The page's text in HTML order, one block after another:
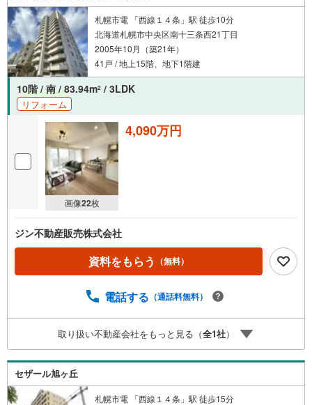
札幌市電 「西線１４条」駅 徒歩10分
北海道札幌市中央区南十三条西21丁目
2005年10月（築21年）
41戸 / 地上15階、地下1階建
10階 / 南 / 83.94m2 / 3LDK
リフォーム
画像22枚
4,090万円
ジン不動産販売株式会社
資料をもらう （無料）
電話する （通話料無料）
取り扱い不動産会社をもっと見る（全1社）
セザール旭ヶ丘
札幌市電 「西線１４条」駅 徒歩15分